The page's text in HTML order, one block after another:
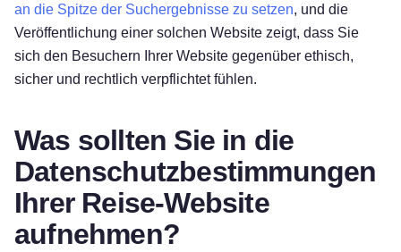
an die Spitze der Suchergebnisse zu setzen, und die
Veröffentlichung einer solchen Website zeigt, dass Sie
sich den Besuchern Ihrer Website gegenüber ethisch,
sicher und rechtlich verpflichtet fühlen.
Was sollten Sie in die
Datenschutzbestimmungen
Ihrer Reise-Website
aufnehmen?